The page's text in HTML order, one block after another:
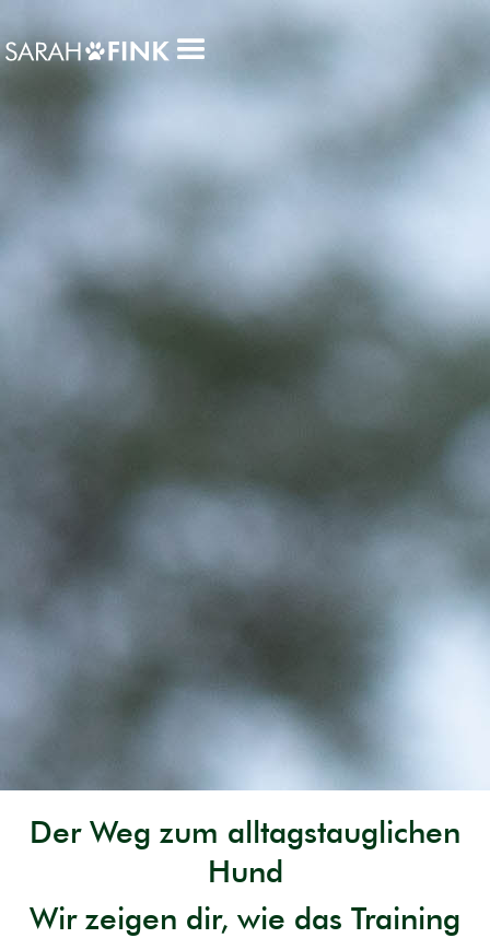
Riesige Bandbreite an Problemverhalten,
Altersgruppen & Hunderassen machen es dir einfach,
Du lernst die effektivsten sofort umsetzbaren
jeweiligen Problemverhalten und wann welcher
Der Weg zum alltagstauglichen
Hund
Wir zeigen dir, wie das Training